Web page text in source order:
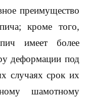
преимущество
кроме того,
имеет более
деформации под
случаях срок их
шамотному